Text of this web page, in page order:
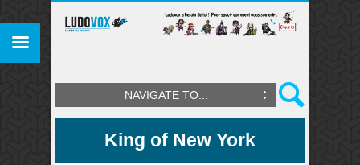
NAVIGATE TO...
King of New York